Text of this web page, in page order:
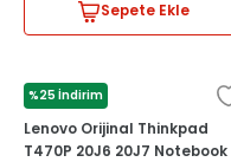
Sepete Ekle
%25 İndirim
LENOVO
Lenovo Orijinal Thinkpad
T470P 20J6 20J7 Notebook